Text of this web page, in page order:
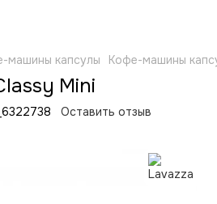
машины капсулы Кофе-машины
Mini
Оставить отзыв